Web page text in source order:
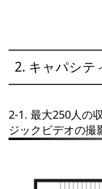
2. キャパシテ
2-1. 最大250人の
ジックビデオの撮